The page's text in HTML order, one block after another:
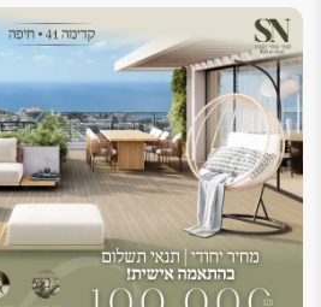
של הצפון ‏– גם מקום נהדר לחיות
מצוינת לעתיד.
הפרויקט ממוקם ברחוב קדימה ‏41, חיפה, על רכס הכרמל
האדריכל‏- משרד ענבי לשניאק קלוס
‏30 שנה ומתמחה בתכנון מבני
משרדים והתחדשות עירונית.
גישת המשרד הוליסטית ועכשווית,
חדשנות ודיוק תכנוני ‏– לצד הבנה